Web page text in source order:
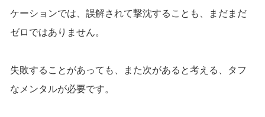
ケーションでは、誤解されて撃沈することも、まだまだ
ゼロではありません。
失敗することがあっても、また次があると考える、タフ
なメンタルが必要です。